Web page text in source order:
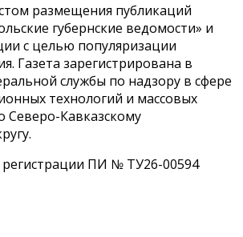
размещения публикаций
губернские ведомости» и
с целью популяризации
Газета зарегистрирована в
службы по надзору в сфере
технологий и массовых
Северо-Кавказскому
регистрации ПИ № ТУ26-00594